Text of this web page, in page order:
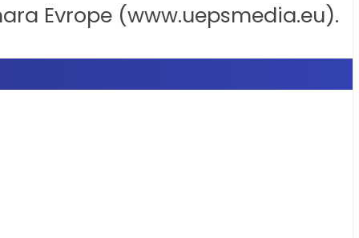
Evrope (www.uepsmedia.eu).